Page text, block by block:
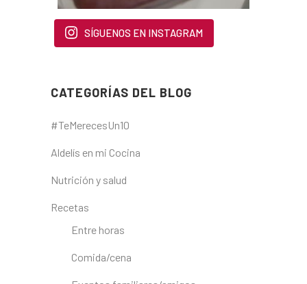
SÍGUENOS EN INSTAGRAM
CATEGORÍAS DEL BLOG
#TeMerecesUn10
Aldelís en mi Cocina
Nutrición y salud
Recetas
Entre horas
Comida/cena